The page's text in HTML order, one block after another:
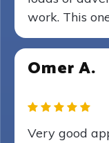
work. This
Omer A.
Very good